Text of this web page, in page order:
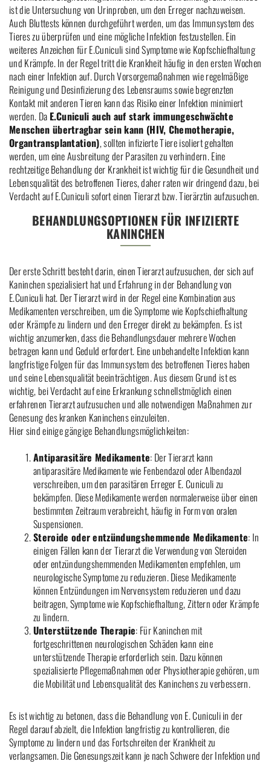
ist die Untersuchung von Urinproben, um den Erreger nachzuweisen.
Auch Bluttests können durchgeführt werden, um das Immunsystem des
Tieres zu überprüfen und eine mögliche Infektion festzustellen. Ein
weiteres Anzeichen für E.Cuniculi sind Symptome wie Kopfschiefhaltung
und Krämpfe. In der Regel tritt die Krankheit häufig in den ersten Wochen
nach einer Infektion auf. Durch Vorsorgemaßnahmen wie regelmäßige
Reinigung und Desinfizierung des Lebensraums sowie begrenzten
Kontakt mit anderen Tieren kann das Risiko einer Infektion minimiert
werden. Da E.Cuniculi auch auf stark immungeschwächte
Menschen übertragbar sein kann (HIV, Chemotherapie,
Organtransplantation), sollten infizierte Tiere isoliert gehalten
werden, um eine Ausbreitung der Parasiten zu verhindern. Eine
rechtzeitige Behandlung der Krankheit ist wichtig für die Gesundheit und
Lebensqualität des betroffenen Tieres, daher raten wir dringend dazu, bei
Verdacht auf E.Cuniculi sofort einen Tierarzt bzw. Tierärztin aufzusuchen.
BEHANDLUNGSOPTIONEN FÜR INFIZIERTE
KANINCHEN
Der erste Schritt besteht darin, einen Tierarzt aufzusuchen, der sich auf
Kaninchen spezialisiert hat und Erfahrung in der Behandlung von
E.Cuniculi hat. Der Tierarzt wird in der Regel eine Kombination aus
Medikamenten verschreiben, um die Symptome wie Kopfschiefhaltung
oder Krämpfe zu lindern und den Erreger direkt zu bekämpfen. Es ist
wichtig anzumerken, dass die Behandlungsdauer mehrere Wochen
betragen kann und Geduld erfordert. Eine unbehandelte Infektion kann
langfristige Folgen für das Immunsystem des betroffenen Tieres haben
und seine Lebensqualität beeinträchtigen. Aus diesem Grund ist es
wichtig, bei Verdacht auf eine Erkrankung schnellstmöglich einen
erfahrenen Tierarzt aufzusuchen und alle notwendigen Maßnahmen zur
Genesung des kranken Kaninchens einzuleiten.
Hier sind einige gängige Behandlungsmöglichkeiten:
Antiparasitäre Medikamente: Der Tierarzt kann
antiparasitäre Medikamente wie Fenbendazol oder Albendazol
verschreiben, um den parasitären Erreger E. Cuniculi zu
bekämpfen. Diese Medikamente werden normalerweise über einen
bestimmten Zeitraum verabreicht, häufig in Form von oralen
Suspensionen.
Steroide oder entzündungshemmende Medikamente: In
einigen Fällen kann der Tierarzt die Verwendung von Steroiden
oder entzündungshemmenden Medikamenten empfehlen, um
neurologische Symptome zu reduzieren. Diese Medikamente
können Entzündungen im Nervensystem reduzieren und dazu
beitragen, Symptome wie Kopfschiefhaltung, Zittern oder Krämpfe
zu lindern.
Unterstützende Therapie: Für Kaninchen mit
fortgeschrittenen neurologischen Schäden kann eine
unterstützende Therapie erforderlich sein. Dazu können
spezialisierte Pflegemaßnahmen oder Physiotherapie gehören, um
die Mobilität und Lebensqualität des Kaninchens zu verbessern.
Es ist wichtig zu betonen, dass die Behandlung von E. Cuniculi in der
Regel darauf abzielt, die Infektion langfristig zu kontrollieren, die
Symptome zu lindern und das Fortschreiten der Krankheit zu
verlangsamen. Die Genesungszeit kann je nach Schwere der Infektion und